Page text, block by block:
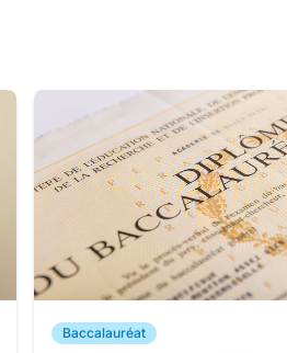
Baccalauréat